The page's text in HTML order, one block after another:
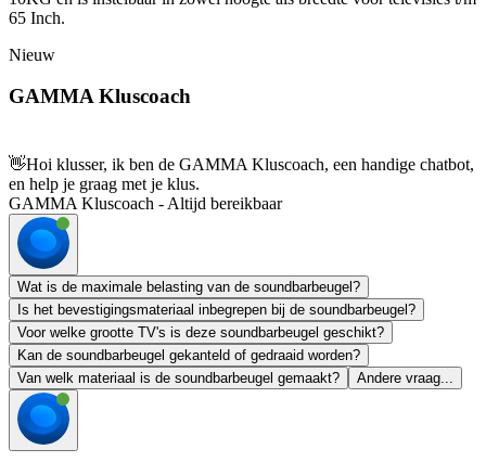
65 Inch.
Nieuw
GAMMA Kluscoach
👋Hoi klusser, ik ben de GAMMA Kluscoach, een handige chatbot,
en help je graag met je klus.
GAMMA Kluscoach - Altijd bereikbaar
Wat is de maximale belasting van de soundbarbeugel?
Is het bevestigingsmateriaal inbegrepen bij de soundbarbeugel?
Voor welke grootte TV's is deze soundbarbeugel geschikt?
Kan de soundbarbeugel gekanteld of gedraaid worden?
Van welk materiaal is de soundbarbeugel gemaakt?
Andere vraag...